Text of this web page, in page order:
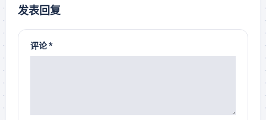
发表回复
评论*